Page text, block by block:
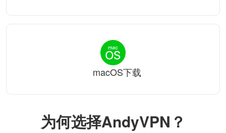
为何选择AndyVPN？
macOS下载